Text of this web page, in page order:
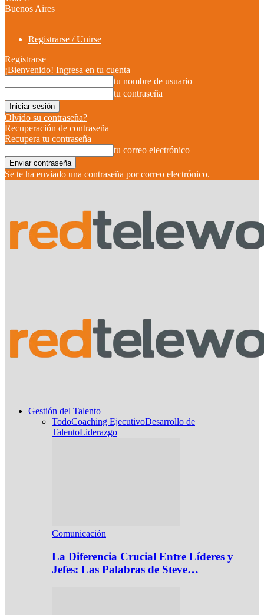
Buenos Aires
Registrarse / Unirse
Registrarse
¡Bienvenido! Ingresa en tu cuenta
tu nombre de usuario
tu contraseña
Olvido su contraseña?
Recuperación de contraseña
Recupera tu contraseña
tu correo electrónico
Se te ha enviado una contraseña por correo electrónico.
Gestión del Talento
TodoCoaching EjecutivoDesarrollo de
TalentoLiderazgo
Comunicación
La Diferencia Crucial Entre Líderes y
Jefes: Las Palabras de Steve…